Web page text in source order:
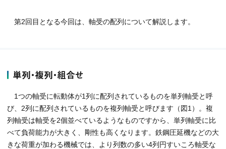
第2回目となる今回は、軸受の配列について解説します。
単列・複列・組合せ
1つの軸受に転動体が1列に配列されているものを単列軸受と呼
び、2列に配列されているものを複列軸受と呼びます（図1）。複
列軸受は軸受を2個並べているようなものですから、単列軸受に比
べて負荷能力が大きく、剛性も高くなります。鉄鋼圧延機などの大
きな荷重が加わる機械では、より列数の多い4列円すいころ軸受な